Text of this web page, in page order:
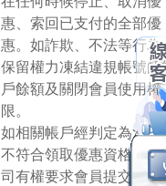
惠、索回已支付的全部優
惠。如詐欺、不法等行為
保留權力凍結違規帳號的
戶餘額及關閉會員使用權
限。
如相關帳戶經判定為濫用
不符合領取優惠資格，本
司有權要求會員提交相關